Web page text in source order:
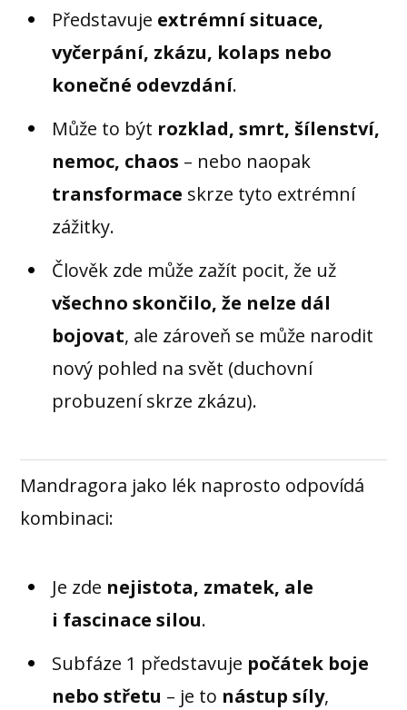
Představuje extrémní situace,
vyčerpání, zkázu, kolaps nebo
konečné odevzdání.
Může to být rozklad, smrt, šílenství,
nemoc, chaos – nebo naopak
transformace skrze tyto extrémní
zážitky.
Člověk zde může zažít pocit, že už
všechno skončilo, že nelze dál
bojovat, ale zároveň se může narodit
nový pohled na svět (duchovní
probuzení skrze zkázu).
Mandragora jako lék naprosto odpovídá
kombinaci:
Je zde nejistota, zmatek, ale
i fascinace silou.
Subfáze 1 představuje počátek boje
nebo střetu – je to nástup síly,